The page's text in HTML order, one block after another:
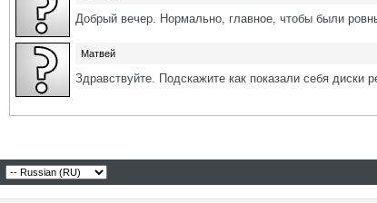
Добрый вечер. Нормально, главное, чтобы были
Матвей
Здравствуйте. Подскажите как показали себя